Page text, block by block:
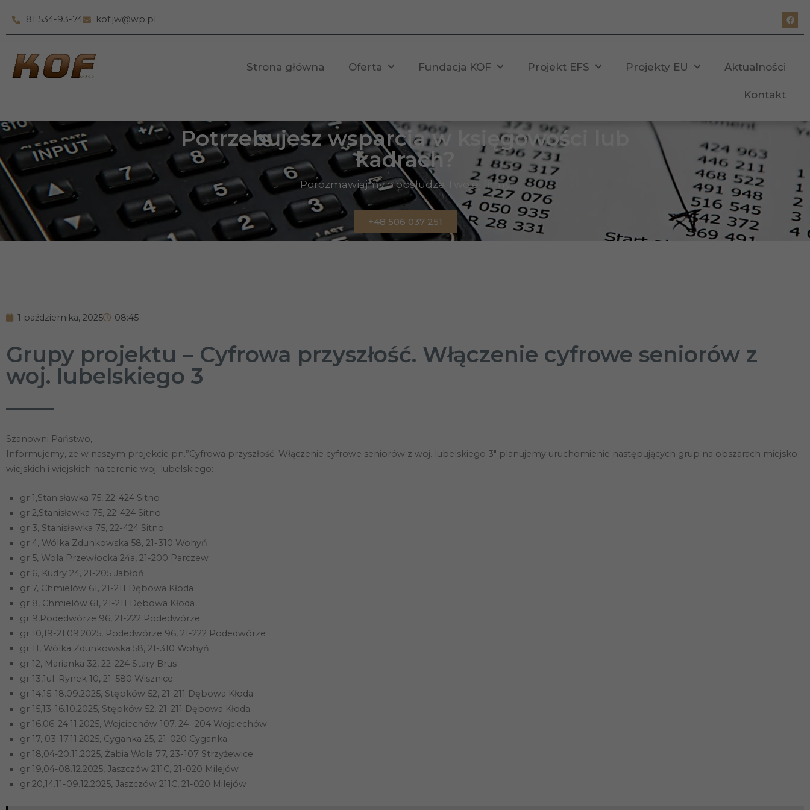
81 534-93-74 kof.jw@wp.pl
Strona główna Oferta Fundacja KOF Projekt EFS Projekty EU Aktualności
Kontakt
Potrzebujesz wsparcia w księgowości lub
kadrach?
Porozmawiajmy o obsłudze Twojej firmy
+48 506 037 251
1 października, 2025 08:45
Grupy projektu – Cyfrowa przyszłość. Włączenie cyfrowe seniorów z
woj. lubelskiego 3
Szanowni Państwo,
Informujemy, że w naszym projekcie pn.”Cyfrowa przyszłość. Włączenie cyfrowe seniorów z woj. lubelskiego 3″ planujemy uruchomienie następujących grup na obszarach miejsko-
wiejskich i wiejskich na terenie woj. lubelskiego:
gr 1,Stanisławka 75, 22-424 Sitno
gr 2,Stanisławka 75, 22-424 Sitno
gr 3, Stanisławka 75, 22-424 Sitno
gr 4, Wólka Zdunkowska 58, 21-310 Wohyń
gr 5, Wola Przewłocka 24a, 21-200 Parczew
gr 6, Kudry 24, 21-205 Jabłoń
gr 7, Chmielów 61, 21-211 Dębowa Kłoda
gr 8, Chmielów 61, 21-211 Dębowa Kłoda
gr 9,Podedwórze 96, 21-222 Podedwórze
gr 10,19-21.09.2025, Podedwórze 96, 21-222 Podedwórze
gr 11, Wólka Zdunkowska 58, 21-310 Wohyń
gr 12, Marianka 32, 22-224 Stary Brus
gr 13,1ul. Rynek 10, 21-580 Wisznice
gr 14,15-18.09.2025, Stępków 52, 21-211 Dębowa Kłoda
gr 15,13-16.10.2025, Stępków 52, 21-211 Dębowa Kłoda
gr 16,06-24.11.2025, Wojciechów 107, 24- 204 Wojciechów
gr 17, 03-17.11.2025, Cyganka 25, 21-020 Cyganka
gr 18,04-20.11.2025, Żabia Wola 77, 23-107 Strzyżewice
gr 19,04-08.12.2025, Jaszczów 211C, 21-020 Milejów
gr 20,14.11-09.12.2025, Jaszczów 211C, 21-020 Milejów